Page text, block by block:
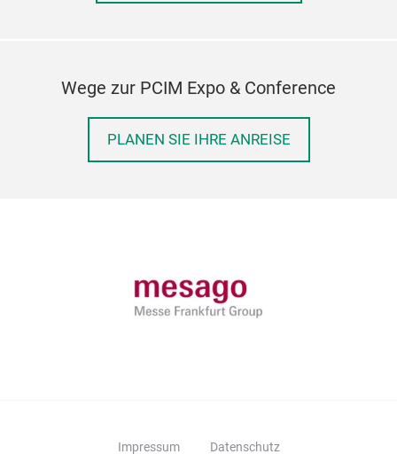
Wege zur PCIM Expo & Conference
PLANEN SIE IHRE ANREISE
Impressum Datenschutz